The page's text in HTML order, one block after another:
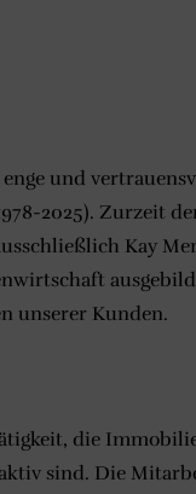
und
2025). Zurzeit
Kay
unserer Kunden.
die
sind. Die